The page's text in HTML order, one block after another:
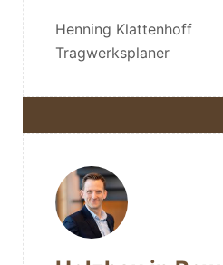
Henning Klattenhoff
Tragwerksplaner